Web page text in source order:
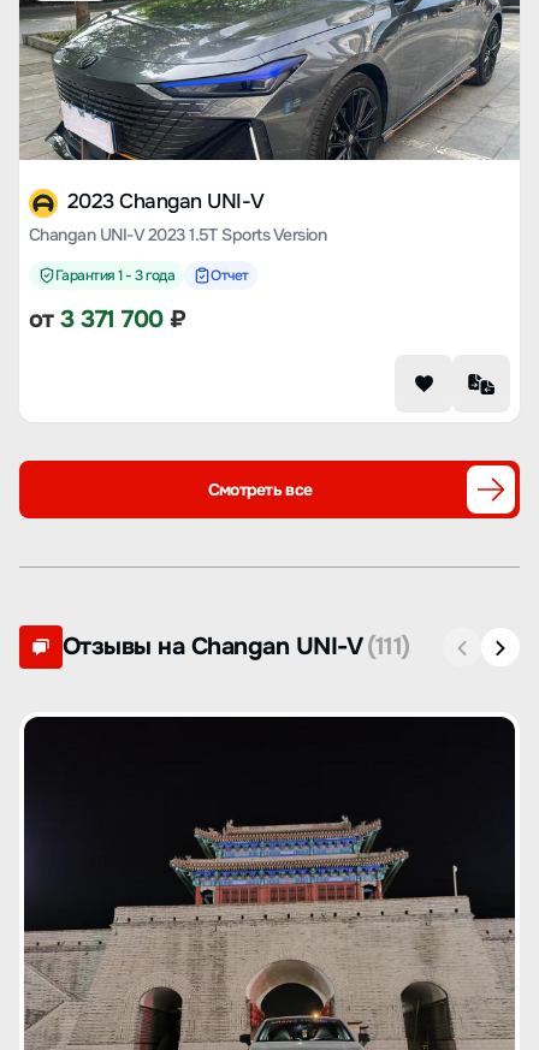
2023 Changan UNI-V
Changan UNI-V 2023 1.5T Sports Version
Гарантия 1 - 3 года Отчет
от3 371 700₽
Смотреть все
Отзывы на Changan UNI-V(111)